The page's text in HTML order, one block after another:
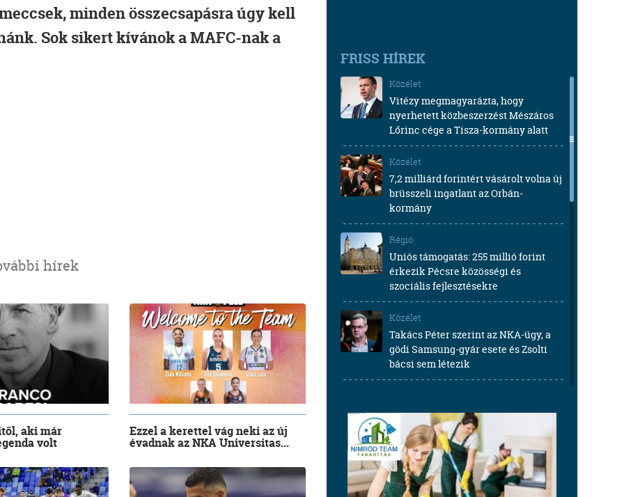
minden összecsapásra úgy kell
Sok sikert kívánok a MAFC-nak a
hírek
aki már
volt
Ezzel a kerettel vág neki az új
évadnak az NKA Universitas...
FRISS HÍREK
Közélet
Vitézy megmagyarázta, hogy
nyerhetett közbeszerzést Mészáros
Lőrinc cége a Tisza-kormány alatt
Közélet
7,2 milliárd forintért vásárolt volna új
brüsszeli ingatlant az Orbán-
kormány
Régió
Uniós támogatás: 255 millió forint
érkezik Pécsre közösségi és
szociális fejlesztésekre
Közélet
Takács Péter szerint az NKA-ügy, a
gödi Samsung-gyár esete és Zsolti
bácsi sem létezik
Huth Gergely durván kiosztotta
Orbán Balázst: működése szekunder
szégyenérzetet váltott ki a
jobboldalon
Közélet